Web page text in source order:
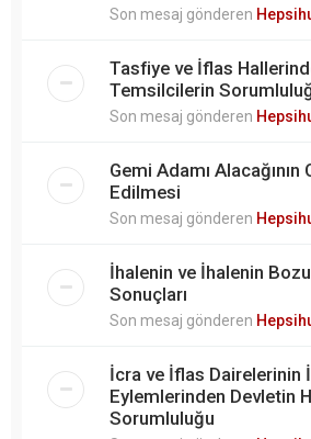
Son mesaj gönderen
Tasfiye ve İflas
Temsilcilerin
Son mesaj gönderen
Gemi Adamı
Edilmesi
Son mesaj gönderen
İhalenin ve İhalenin
Sonuçları
Son mesaj gönderen
İcra ve İflas Dairelerinin
Eylemlerinden Devletin
Sorumluluğu